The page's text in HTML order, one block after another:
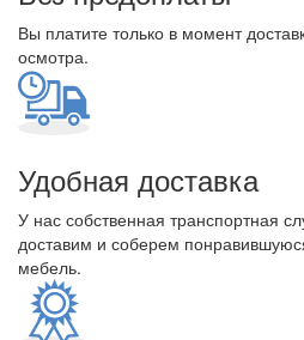
Вы платите только в момент
осмотра.
Удобная доставка
У нас собственная транспортная
доставим и соберем
мебель.